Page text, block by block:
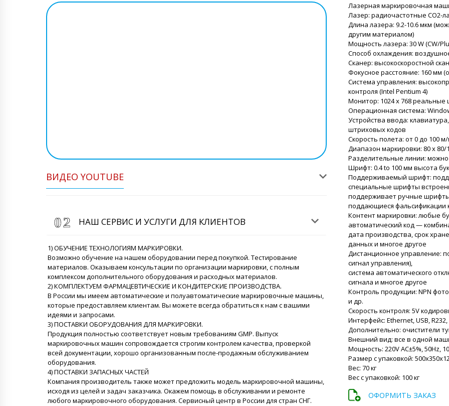
ВИДЕО YOUTUBE
НАШ СЕРВИС И УСЛУГИ ДЛЯ КЛИЕНТОВ
1) ОБУЧЕНИЕ ТЕХНОЛОГИЯМ МАРКИРОВКИ.
Возможно обучение на нашем оборудовании перед покупкой. Тестирование
материалов. Оказываем консультации по организации маркировки, с полным
комплексом дополнительного оборудования и расходных материалов.
2) КОМПЛЕКТУЕМ ФАРМАЦЕВТИЧЕСКИЕ И КОНДИТЕРСКИЕ ПРОИЗВОДСТВА.
В России мы имеем автоматические и полуавтоматические маркировочные машины,
которые предоставляем клиентам. Вы можете всегда обратиться к нам с вашими
идеями и запросами.
3) ПОСТАВКИ ОБОРУДОВАНИЯ ДЛЯ МАРКИРОВКИ.
Продукция полностью соответствует новым требованиям GMP. Выпуск
маркировочных машин сопровождается строгим контролем качества, проверкой
всей документации, хорошо организованным после-продажным обслуживанием
оборудования.
4) ПОСТАВКИ ЗАПАСНЫХ ЧАСТЕЙ
Компания производитель также может предложить модель маркировочной машины,
исходя из целей и задач заказчика. Окажем помощь в обслуживании и ремонте
любого маркировочного оборудования. Сервисный центр в России для стран СНГ.
Лазерная маркировочная
Лазер: радиочастотные СО2-
Длина лазера: 9.2-10.6 мкм
другим материалом)
Мощность лазера: 30 W (CW/
Способ охлаждения:
Сканер: высокоскоростной
Фокусное расстояние: 160 мм
Система управления:
контроля (Intel Pentium 4)
Монитор: 1024 x 768 реальные
Операционная система:
Устройства ввода:
штриховых кодов
Скорость полета: от 0 до 100
Диапазон маркировки: 80 x 80/
Разделительные линии:
Шрифт: 0.4 to 100 мм высота
Поддерживаемый шрифт:
специальные шрифты
поддерживает ручные
поддающиеся фальсификации
Контент маркировки: любые
автоматический код —
дата производства, срок
данных и многое другое
Дистанционное управление:
сигнал управления),
система автоматического
сигнала и многое другое
Контроль продукции: NPN
и др.
Скорость контроля: 5V
Интерфейс: Ethernet, USB,
Дополнительно: очистители
Внешний вид: все в одной
Мощность: 220V AC±5%, 50Hz,
Размер с упаковкой:
Вес: 70 кг
Вес с упаковкой: 100 кг
ОФОРМИТЬ ЗАКАЗ
Роман
числе и в
доставку,
Егор
Миксер с лопастями для
упаковочный размер ?
Роман
Егор,
упаковочный
Замир
Ручной принтер срока
пор не доставили.
звонки.
Роман
водитель
свои
Никита
Прошу прощения, у меня
, автоматическую
ампул ALG-10 не
Россию отправить в
Роман
для Вас.
Инесса
Горизонтальный
80, цена актуальна ?